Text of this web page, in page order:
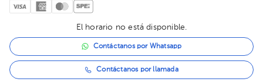
El horario no está disponible.
Contáctanos por Whatsapp
Contáctanos por llamada